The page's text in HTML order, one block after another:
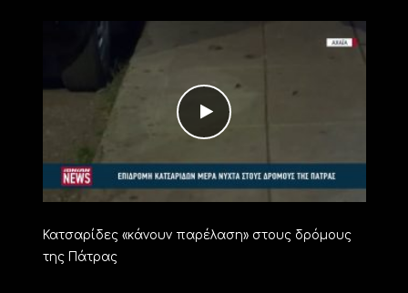
Κατσαρίδες «κάνουν παρέλαση» στους δρόμους
της Πάτρας